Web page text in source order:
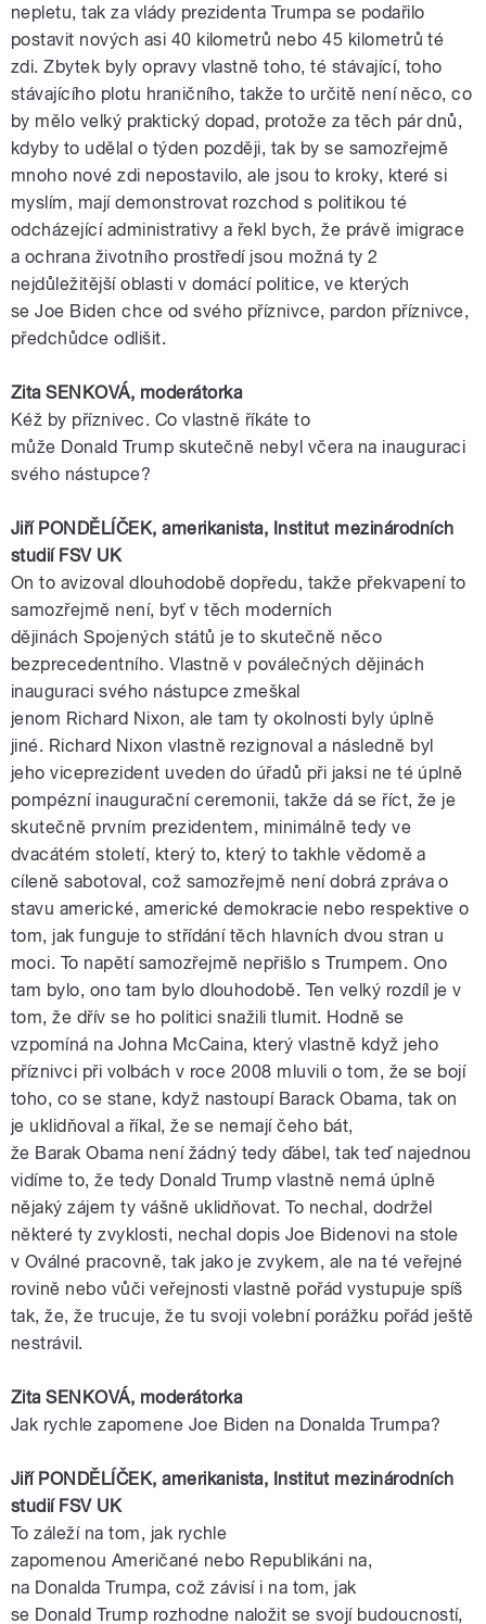
nepletu, tak za vlády prezidenta Trumpa se podařilo
postavit nových asi 40 kilometrů nebo 45 kilometrů té
zdi. Zbytek byly opravy vlastně toho, té stávající, toho
stávajícího plotu hraničního, takže to určitě není něco, co
by mělo velký praktický dopad, protože za těch pár dnů,
kdyby to udělal o týden později, tak by se samozřejmě
mnoho nové zdi nepostavilo, ale jsou to kroky, které si
myslím, mají demonstrovat rozchod s politikou té
odcházející administrativy a řekl bych, že právě imigrace
a ochrana životního prostředí jsou možná ty 2
nejdůležitější oblasti v domácí politice, ve kterých
seJoe Biden chce od svého příznivce, pardon příznivce,
předchůdce odlišit.
Zita SENKOVÁ, moderátorka
Kéž by příznivec. Co vlastně říkáte to
může Donald Trump skutečně nebyl včera na inauguraci
svého nástupce?
Jiří PONDĚLÍČEK, amerikanista, Institut mezinárodních
studií FSV UK
On to avizoval dlouhodobě dopředu, takže překvapení to
samozřejmě není, byť v těch moderních
dějináchSpojených států je to skutečně něco
bezprecedentního. Vlastně v poválečných dějinách
inauguraci svého nástupce zmeškal
jenom Richard Nixon, ale tam ty okolnosti byly úplně
jiné. Richard Nixon vlastně rezignoval a následně byl
jehoviceprezident uveden do úřadů při jaksi ne té úplně
pompézní inaugurační ceremonii, takže dá se říct, že je
skutečně prvním prezidentem, minimálně tedy ve
dvacátém století, který to, který to takhle vědomě a
cíleně sabotoval, což samozřejmě není dobrá zpráva o
stavu americké, americké demokracie nebo respektive o
tom, jak funguje to střídání těch hlavních dvou stran u
moci. To napětí samozřejmě nepřišlo sTrumpem. Ono
tam bylo, ono tam bylo dlouhodobě. Ten velký rozdíl je v
tom, že dřív se ho politici snažili tlumit. Hodně se
vzpomíná na Johna McCaina, který vlastně když jeho
příznivci při volbách v roce 2008 mluvili o tom, že se bojí
toho, co se stane, když nastoupí Barack Obama, tak on
je uklidňoval a říkal, že se nemají čeho bát,
že Barak Obama není žádný tedy ďábel , tak teď najednou
vidíme to, že tedy Donald Trump vlastně nemá úplně
nějaký zájem ty vášně uklidňovat. To nechal, dodržel
některé ty zvyklosti, nechal dopis Joe Bidenovi na stole
v Oválné pracovně, tak jako je zvykem, ale na té veřejné
rovině nebo vůči veřejnosti vlastně pořád vystupuje spíš
tak, že, že trucuje, že tu svoji volební porážku pořád ještě
nestrávil.
Zita SENKOVÁ, moderátorka
Jak rychle zapomene Joe Biden na Donalda Trumpa?
Jiří PONDĚLÍČEK, amerikanista, Institut mezinárodních
studií FSV UK
To záleží na tom, jak rychle
zapomenou Američané nebo Republikáni na,
na Donalda Trumpa, což závisí i na tom, jak
se Donald Trump rozhodne naložit se svojí budoucností,